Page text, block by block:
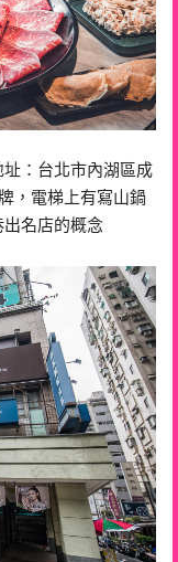
：台北市內湖區成
，電梯上有寫山鍋
名店的概念